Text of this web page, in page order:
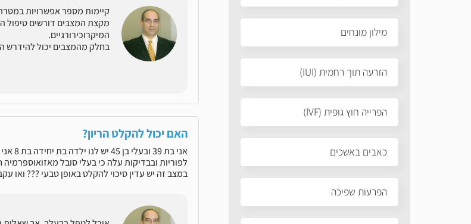
מילון מונחים
הזרעה תוך רחמית (IUI)
הפרייה חוץ גופית (IVF)
כאבים באשכים
הפרעות שפיכה
קיימות מספר אפשרויות
מקצת המצבים דורשים טיפול
המיקרוכירורגיים.
בחלק מהמצבים יכול להידרש
האם יכול להקלט הריון?
אני
לפוריות ובבדיקות עלה כי בעלי סובל
במצב זה יש עדין סיכוי להקלט באופן טבעי ??? ואו